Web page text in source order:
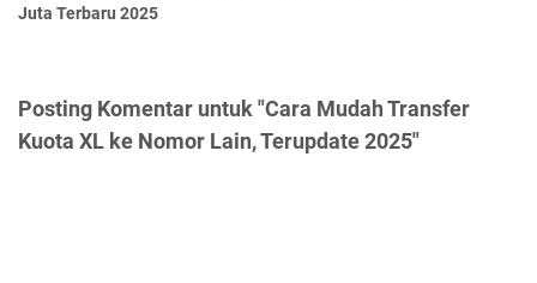
Juta Terbaru 2025
Posting Komentar untuk "Cara Mudah Transfer
Kuota XL ke Nomor Lain, Terupdate 2025"